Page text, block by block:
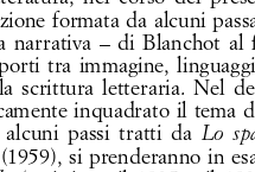
formata  da  alcuni
narrativa  –  di  Blanchot  al
tra  immagine,
scrittura  letteraria.  Nel
inquadrato  il  tema
passi  tratti  da Lo
(1959),  si  prenderanno  in